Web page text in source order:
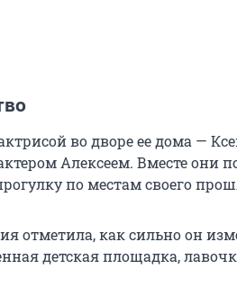
во дворе ее дома —
Алексеем. Вместе они
по местам своего
отметила, как сильно он
детская площадка,